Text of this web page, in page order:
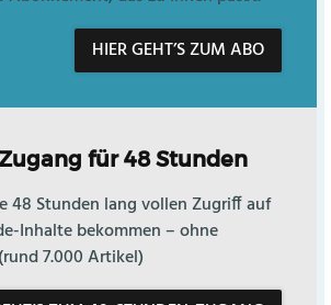
HIER GEHT’S ZUM ABO
für 48 Stunden
48 Stunden lang vollen Zugriff auf
Inhalte bekommen – ohne
7.000 Artikel)